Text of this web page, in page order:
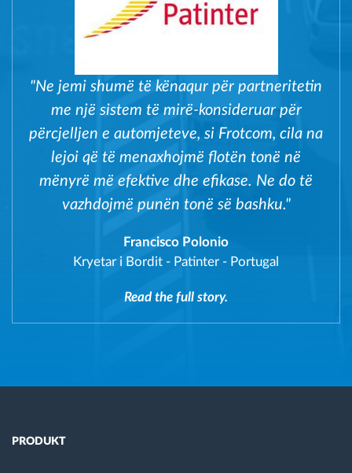
"Ne jemi shumë të kënaqur për partneritetin
me një sistem të mirë-konsideruar për
përcjelljen e automjeteve, si Frotcom, cila na
lejoi që të menaxhojmë flotën tonë në
mënyrë më efektive dhe efikase. Ne do të
vazhdojmë punën tonë së bashku."
Francisco Polonio
Kryetar i Bordit - Patinter - Portugal
Read the full story.
PRODUKT